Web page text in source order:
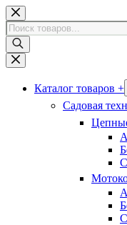
Перейти
к
сути
Поиск
товаров
Каталог товаров +
Садовая